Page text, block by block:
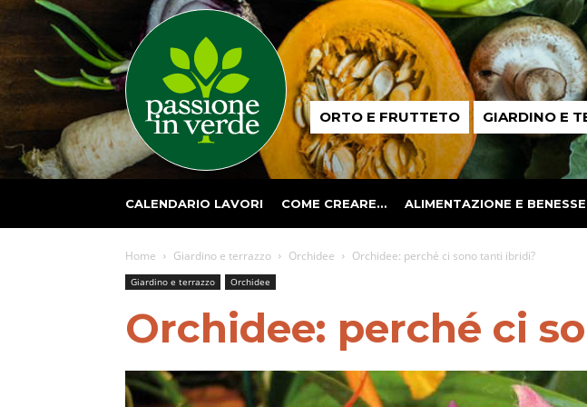
Passione
in ORTO E FRUTTETO GIARDINO E
CALENDARIO LAVORI COME CREARE… ALIMENTAZIONE E
Home Giardino e terrazzo Orchidee Orchidee: perché ci sono tanti ibridi?
Giardino e terrazzo Orchidee
Orchidee: perché ci